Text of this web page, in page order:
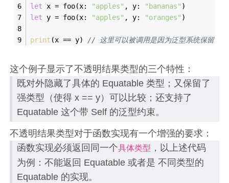
let x = foo(x: "apples" , y: "bananas" )
let y = foo(x: "apples" , y: "oranges" )
print (x == y) // 这里可以被调用是因为泛型系统保留了
这个例子显示了不透明结果类型的三个特性：
既对外隐藏了具体的 Equatable 类型；又保留了
强类型（使得 x == y）可以比较；还支持了
Equatable 这个带 Self 的泛型约束。
不透明结果类型对于函数实现有一个增强的要求：
函数实现必须返回同一个具体类型 ，以上述代码
为例：不能返回 Equatable 或者是 不同类型的
Equatable 的实现。